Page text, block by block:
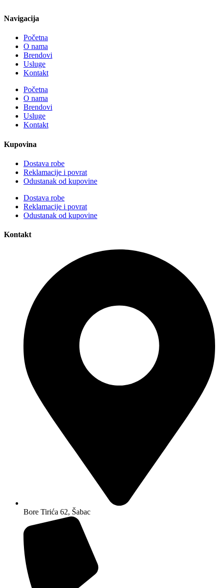
Navigacija
Početna
O nama
Brendovi
Usluge
Kontakt
Početna
O nama
Brendovi
Usluge
Kontakt
Kupovina
Dostava robe
Reklamacije i povrat
Odustanak od kupovine
Dostava robe
Reklamacije i povrat
Odustanak od kupovine
Kontakt
Bore Tirića 62, Šabac